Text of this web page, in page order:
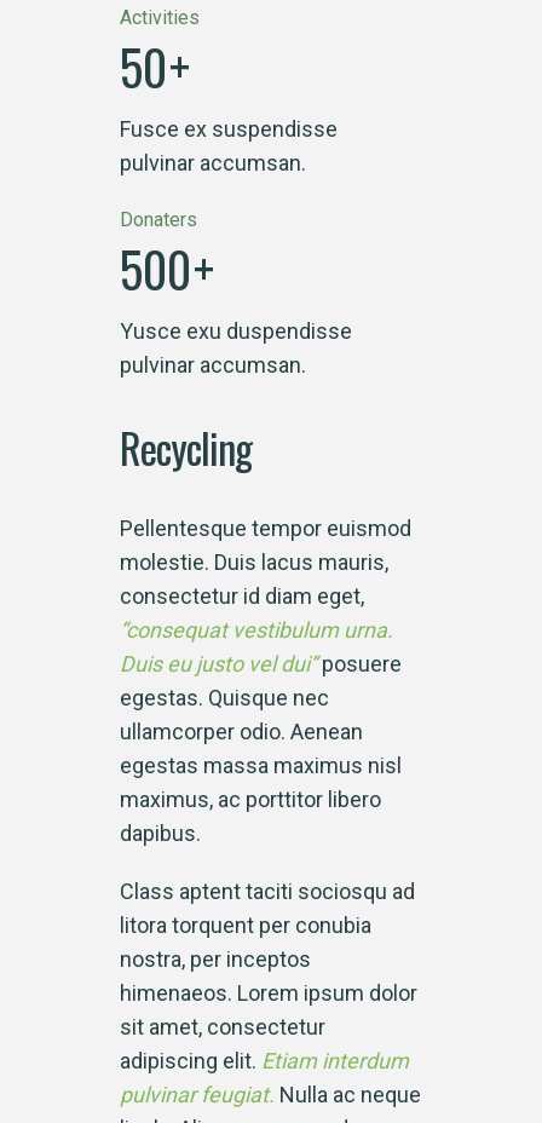
Activities
50+
Fusce ex suspendisse
pulvinar accumsan.
Donaters
500+
Yusce exu duspendisse
pulvinar accumsan.
Recycling
Pellentesque tempor euismod
molestie. Duis lacus mauris,
consectetur id diam eget,
“consequat vestibulum urna.
Duis eu justo vel dui”posuere
egestas. Quisque nec
ullamcorper odio. Aenean
egestas massa maximus nisl
maximus, ac porttitor libero
dapibus.
Class aptent taciti sociosqu ad
litora torquent per conubia
nostra, per inceptos
himenaeos. Lorem ipsum dolor
sit amet, consectetur
adipiscing elit. Etiam interdum
pulvinar feugiat. Nulla ac neque